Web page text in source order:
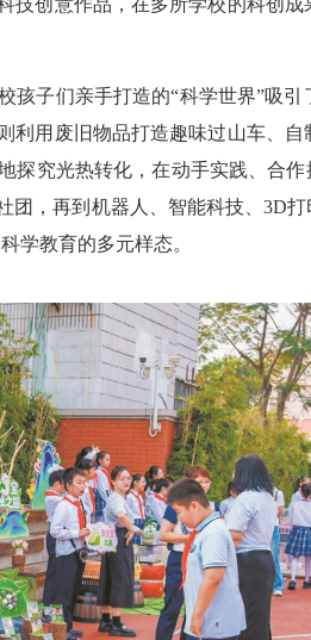
创意作品，在多所学校的科创成
子们亲手打造的“科学世界”吸引
用废旧物品打造趣味过山车、
探究光热转化，在动手实践、合
，再到机器人、智能科技、3D
学教育的多元样态。